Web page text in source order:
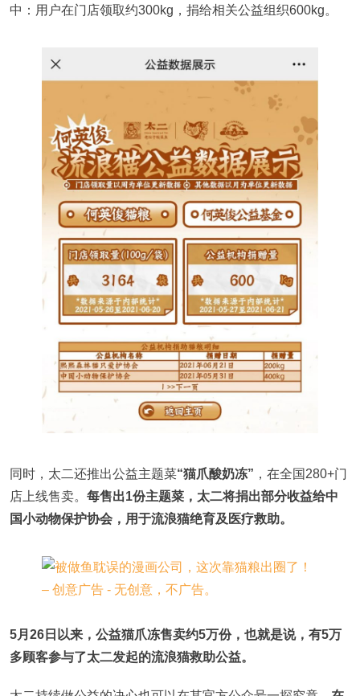
中：用户在门店领取约300kg，捐给相关公益组织600kg。
同时，太二还推出公益主题菜“猫爪酸奶冻” ，在全国280+门
店上线售卖。 每售出1份主题菜，太二将捐出部分收益给中
国小动物保护协会，用于流浪猫绝育及医疗救助。
5月26日以来，公益猫爪冻售卖约5万份，也就是说，有5万
多顾客参与了太二发起的流浪猫救助公益。